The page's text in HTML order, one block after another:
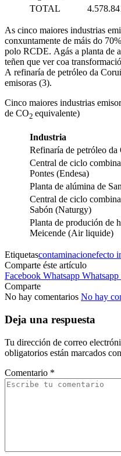
TOTAL
As cinco maiores industrias
conxuntamente de máis do
polo RCDE. Agás a planta de
teñen que ver coa
A refinaría de petróleo da
emisoras (3).
Cinco maiores industrias
de CO2 equivalente)
Industria
Refinaría de petróleo da
Central de ciclo
Pontes (Endesa)
Planta de alúmina de
Central de ciclo
Sabón (Naturgy)
Planta de produción de
Meicende (Air liquide)
Etiquetascontaminacionefecto
Comparte éste artículo
Facebook Whatsapp Whatsapp
Comparte
No hay comentarios No hay
Deja una respuesta
Tu dirección de correo
obligatorios están marcados con
Comentario *